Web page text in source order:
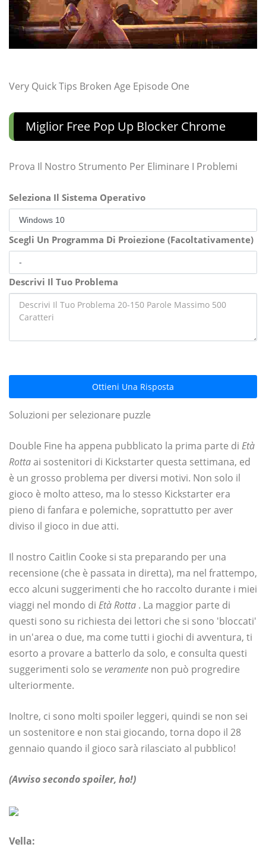
Very Quick Tips Broken Age Episode One
Miglior Free Pop Up Blocker Chrome
Prova Il Nostro Strumento Per Eliminare I Problemi
Seleziona Il Sistema Operativo
Scegli Un Programma Di Proiezione (Facoltativamente)
Descrivi Il Tuo Problema
Ottieni Una Risposta
Soluzioni per selezionare puzzle
Double Fine ha appena pubblicato la prima parte di Età
Rottaai sostenitori di Kickstarter questa settimana, ed
è un grosso problema per diversi motivi. Non solo il
gioco è molto atteso, ma lo stesso Kickstarter era
pieno di fanfara e polemiche, soprattutto per aver
diviso il gioco in due atti.
Il nostro Caitlin Cooke si sta preparando per una
recensione (che è passata in diretta), ma nel frattempo,
ecco alcuni suggerimenti che ho raccolto durante i miei
viaggi nel mondo di Età Rotta . La maggior parte di
questi sono su richiesta dei lettori che si sono 'bloccati'
in un'area o due, ma come tutti i giochi di avventura, ti
esorto a provare a batterlo da solo, e consulta questi
suggerimenti solo se veramente non può progredire
ulteriormente.
Inoltre, ci sono molti spoiler leggeri, quindi se non sei
un sostenitore e non stai giocando, torna dopo il 28
gennaio quando il gioco sarà rilasciato al pubblico!
(Avviso secondo spoiler, ho!)
Vella: